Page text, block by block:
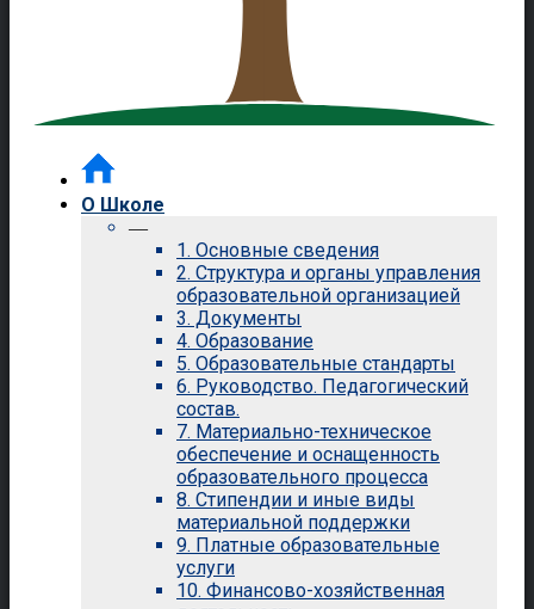
О Школе
—
1. Основные сведения
2. Структура и органы управления
образовательной организацией
3. Документы
4. Образование
5. Образовательные стандарты
6. Руководство. Педагогический
состав.
7. Материально-техническое
обеспечение и оснащенность
образовательного процесса
8. Стипендии и иные виды
материальной поддержки
9. Платные образовательные
услуги
10. Финансово-хозяйственная